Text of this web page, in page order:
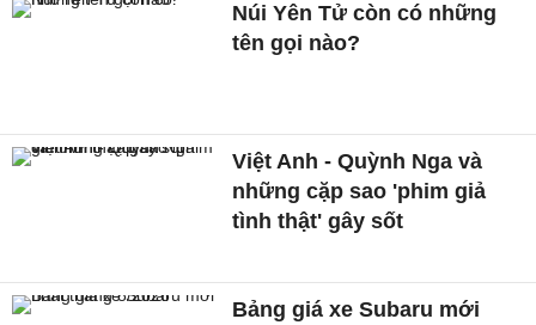
Núi Yên Tử còn có những
tên gọi nào?
Việt Anh - Quỳnh Nga và
những cặp sao 'phim giả
tình thật' gây sốt
Bảng giá xe Subaru mới